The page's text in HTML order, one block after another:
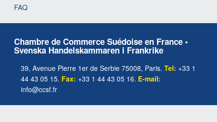
FAQ
Chambre de Commerce Suédoise en France •
Svenska Handelskammaren i Frankrike
39, Avenue Pierre 1er de Serbie 75008, Paris. Tel: +33 1
44 43 05 15. Fax: +33 1 44 43 05 16. E-mail:
info@ccsf.fr